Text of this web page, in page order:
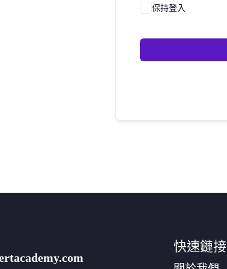
保持登入
快速鏈接